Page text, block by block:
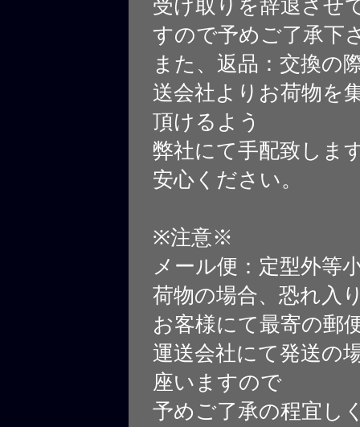
受け取りを辞退させ
すので予めご了承下
また、返品：交換の
送会社よりお荷物を
頂けるよう
弊社にて手配致しま
安心ください。
※注意※
メール便：定型外等
荷物の場合、恐れ入
お客様にて最寄の郵
運送会社にて発送の
座いますので
予めご了承の程宜し